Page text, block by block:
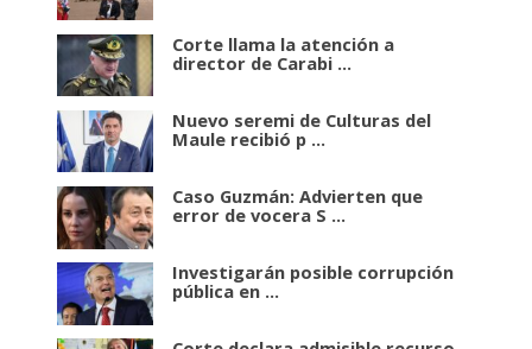
Corte llama la atención a
director de Carabi ...
Nuevo seremi de Culturas del
Maule recibió p ...
Caso Guzmán: Advierten que
error de vocera S ...
Investigarán posible corrupción
pública en ...